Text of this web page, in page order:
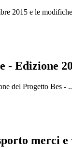
2015 e le
- Edizione
del Progetto Bes -
merci